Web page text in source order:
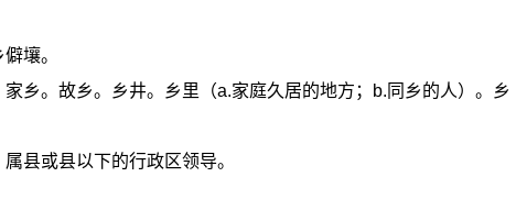
壤。
乡。故乡。乡井。乡里（a.家庭久居的地方；b.同乡的人）。乡
县或县以下的行政区领导。